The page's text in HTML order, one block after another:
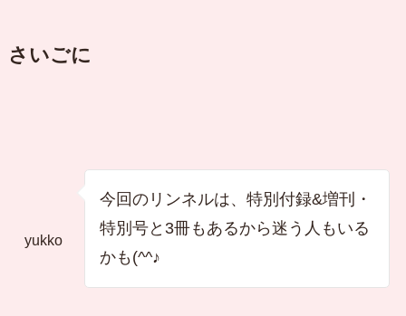
さいごに
yukko
今回のリンネルは、特別付録&増刊・
特別号と3冊もあるから迷う人もいる
かも(^^♪